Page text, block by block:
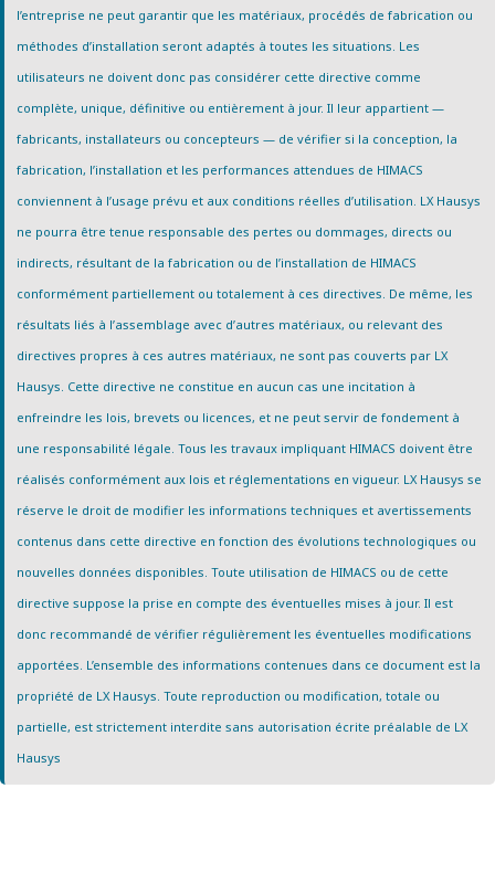
l’entreprise ne peut garantir que les matériaux, procédés de fabrication ou
méthodes d’installation seront adaptés à toutes les situations. Les
utilisateurs ne doivent donc pas considérer cette directive comme
complète, unique, définitive ou entièrement à jour. Il leur appartient —
fabricants, installateurs ou concepteurs — de vérifier si la conception, la
fabrication, l’installation et les performances attendues de HIMACS
conviennent à l’usage prévu et aux conditions réelles d’utilisation. LX Hausys
ne pourra être tenue responsable des pertes ou dommages, directs ou
indirects, résultant de la fabrication ou de l’installation de HIMACS
conformément partiellement ou totalement à ces directives. De même, les
résultats liés à l’assemblage avec d’autres matériaux, ou relevant des
directives propres à ces autres matériaux, ne sont pas couverts par LX
Hausys. Cette directive ne constitue en aucun cas une incitation à
enfreindre les lois, brevets ou licences, et ne peut servir de fondement à
une responsabilité légale. Tous les travaux impliquant HIMACS doivent être
réalisés conformément aux lois et réglementations en vigueur. LX Hausys se
réserve le droit de modifier les informations techniques et avertissements
contenus dans cette directive en fonction des évolutions technologiques ou
nouvelles données disponibles. Toute utilisation de HIMACS ou de cette
directive suppose la prise en compte des éventuelles mises à jour. Il est
donc recommandé de vérifier régulièrement les éventuelles modifications
apportées. L’ensemble des informations contenues dans ce document est la
propriété de LX Hausys. Toute reproduction ou modification, totale ou
partielle, est strictement interdite sans autorisation écrite préalable de LX
Hausys